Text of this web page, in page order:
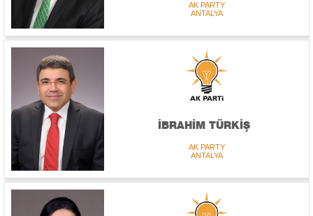
AK PARTY
ANTALYA
İBRAHİM TÜRKİŞ
AK PARTY
ANTALYA